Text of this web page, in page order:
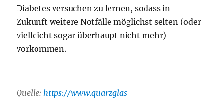
Diabetes versuchen zu lernen, sodass in
Zukunft weitere Notfälle möglichst selten (oder
vielleicht sogar überhaupt nicht mehr)
vorkommen.
Quelle: https://www.quarzglas-